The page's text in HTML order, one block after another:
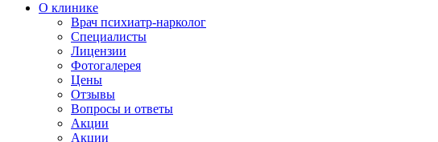
О клинике
Врач психиатр-нарколог
Специалисты
Лицензии
Фотогалерея
Цены
Отзывы
Вопросы и ответы
Акции
Акции